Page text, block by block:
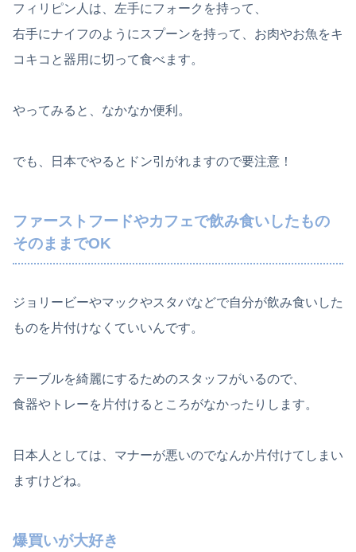
フィリピン人は、左手にフォークを持って、
右手にナイフのようにスプーンを持って、お肉やお魚をキ
コキコと器用に切って食べます。
やってみると、なかなか便利。
でも、日本でやるとドン引がれますので要注意！
ファーストフードやカフェで飲み食いしたもの
そのままでOK
ジョリービーやマックやスタバなどで自分が飲み食いした
ものを片付けなくていいんです。
テーブルを綺麗にするためのスタッフがいるので、
食器やトレーを片付けるところがなかったりします。
日本人としては、マナーが悪いのでなんか片付けてしまい
ますけどね。
爆買いが大好き